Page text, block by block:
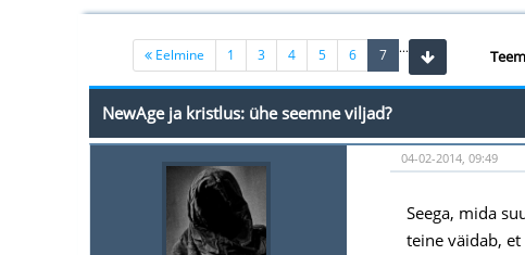
Eelmine 1 ...
3 4 5 6 7(current)
NewAge ja kristlus: ühe seemne viljad?
04-02-2014, 09:49
Seega, mida
teine väidab,